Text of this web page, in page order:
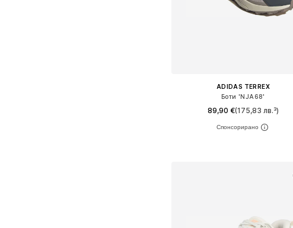
ADIDAS TERREX
Боти 'NJA68'
89,90 €(175,83 лв.³)
Предлага се в много размери